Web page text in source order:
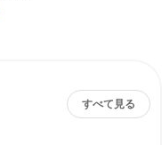
すべて見る